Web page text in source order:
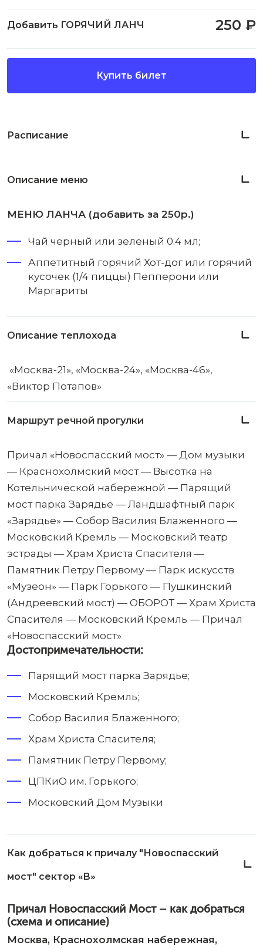
Добавить ГОРЯЧИЙ ЛАНЧ 250 ₽
Купить билет
Расписание
Описание меню
МЕНЮ ЛАНЧА (добавить за 250р.)
Чай черный или зеленый 0.4 мл;
Аппетитный горячий Хот-дог или горячий
кусочек (1/4 пиццы) Пепперони или
Маргариты
Описание теплохода
«Москва-21», «Москва-24», «Москва-46»,
«Виктор Потапов»
Маршрут речной прогулки
Причал «Новоспасский мост» — Дом музыки
— Краснохолмский мост — Высотка на
Котельнической набережной — Парящий
мост парка Зарядье — Ландшафтный парк
«Зарядье» — Собор Василия Блаженного —
Московский Кремль — Московский театр
эстрады — Храм Христа Спасителя —
Памятник Петру Первому — Парк искусств
«Музеон» — Парк Горького — Пушкинский
(Андреевский мост) — ОБОРОТ — Храм Христа
Спасителя — Московский Кремль — Причал
«Новоспасский мост»
Достопримечательности:
Парящий мост парка Зарядье;
Московский Кремль;
Собор Василия Блаженного;
Храм Христа Спасителя;
Памятник Петру Первому;
ЦПКиО им. Горького;
Московский Дом Музыки
Как добраться к причалу "Новоспасский
мост" сектор «B»
Причал Новоспасский Мост – как добраться
(схема и описание)
Москва, Краснохолмская набережная,